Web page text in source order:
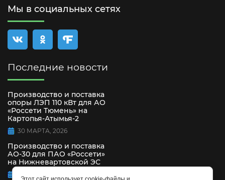
Мы в социальных сетях
Последние новости
Производство и поставка
опоры ЛЭП 110 кВт для АО
«Россети Тюмень» на
Картопья-Атымья-2
30 МАРТА, 2026
Производство и поставка
АО-30 для ПАО «Россети»
на Нижневартовской ЭС
15 СЕНТЯБРЯ, 2025